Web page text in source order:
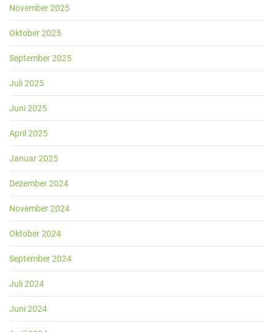
November 2025
Oktober 2025
September 2025
Juli 2025
Juni 2025
April 2025
Januar 2025
Dezember 2024
November 2024
Oktober 2024
September 2024
Juli 2024
Juni 2024